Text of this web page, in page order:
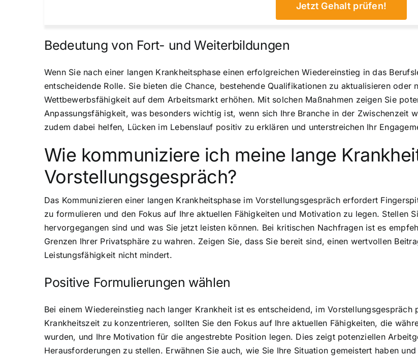
Jetzt Gehalt prüfen!
Bedeutung von Fort- und Weiterbildungen
Wenn Sie nach einer langen Krankheitsphase einen erfolgreichen Wiedereinstieg in das
entscheidende Rolle. Sie bieten die Chance, bestehende Qualifikationen zu aktualisieren oder
Wettbewerbsfähigkeit auf dem Arbeitsmarkt erhöhen. Mit solchen Maßnahmen zeigen Sie
Anpassungsfähigkeit, was besonders wichtig ist, wenn sich Ihre Branche in der Zwischenzeit
zudem dabei helfen, Lücken im Lebenslauf positiv zu erklären und unterstreichen Ihr
Wie kommuniziere ich meine lange
Vorstellungsgespräch?
Das Kommunizieren einer langen Krankheitsphase im Vorstellungsgespräch erfordert
zu formulieren und den Fokus auf Ihre aktuellen Fähigkeiten und Motivation zu legen. Stellen
hervorgegangen sind und was Sie jetzt leisten können. Bei kritischen Nachfragen ist es
Grenzen Ihrer Privatsphäre zu wahren. Zeigen Sie, dass Sie bereit sind, einen wertvollen
Leistungsfähigkeit nicht mindert.
Positive Formulierungen wählen
Bei einem Wiedereinstieg nach langer Krankheit ist es entscheidend, im
Krankheitszeit zu konzentrieren, sollten Sie den Fokus auf Ihre aktuellen Fähigkeiten, die
wurden, und Ihre Motivation für die angestrebte Position legen. Dies zeigt potenziellen
Herausforderungen zu stellen. Erwähnen Sie auch, wie Sie Ihre Situation gemeistert haben